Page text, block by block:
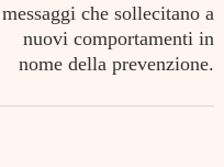
messaggi che sollecitano a
nuovi comportamenti in
nome della prevenzione.